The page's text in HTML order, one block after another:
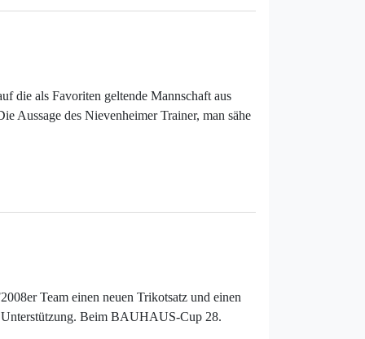
die als Favoriten geltende Mannschaft aus
Aussage des Nievenheimer Trainer, man sähe
Team einen neuen Trikotsatz und einen
Unterstützung. Beim BAUHAUS-Cup 28.